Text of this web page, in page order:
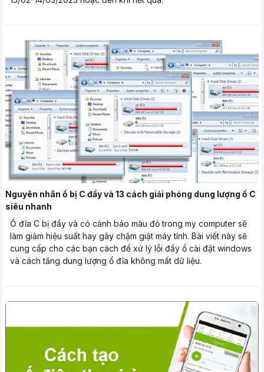
Nguyên nhân ổ bị C đầy và 13 cách giải phóng dung lượng ổ C
siêu nhanh
Ổ đĩa C bị đầy và có cảnh báo màu đỏ trong my computer sẽ
làm giảm hiệu suất hay gây chậm giật máy tính. Bài viết này sẽ
cung cấp cho các bạn cách để xử lý lỗi đầy ổ cài đặt windows
và cách tăng dung lượng ổ đĩa không mất dữ liệu.